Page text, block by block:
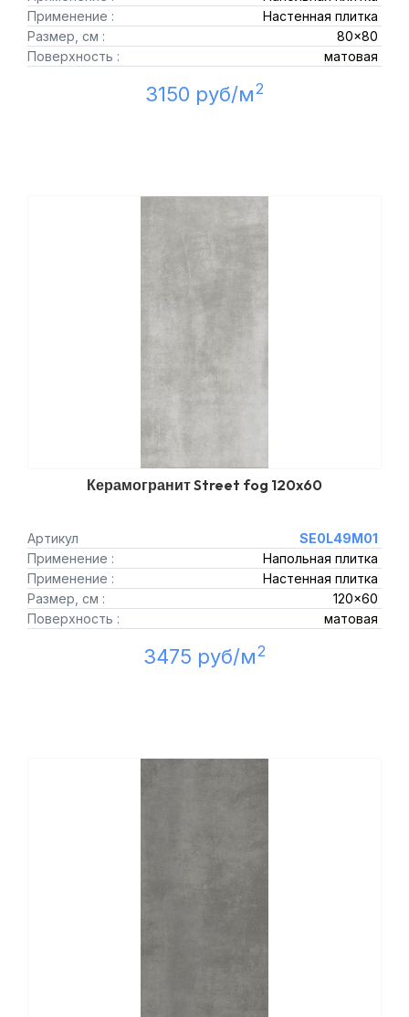
Применение :
Настенная плитка
Размер, см :
80x80
Поверхность :
матовая
3150 руб/м2
Керамогранит Street fog 120x60
Артикул
SE0L49M01
Применение :
Напольная плитка
Применение :
Настенная плитка
Размер, см :
120x60
Поверхность :
матовая
3475 руб/м2